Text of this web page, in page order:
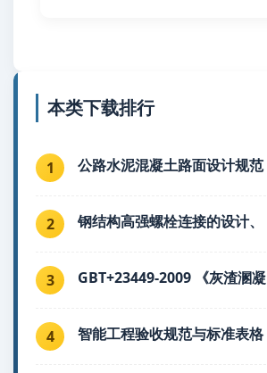
本类下载排行
1 公路水泥混凝土路面设计规范
2 钢结构高强螺栓连接的设计、
3 GBT+23449-2009 《灰渣溷凝
4 智能工程验收规范与标准表格